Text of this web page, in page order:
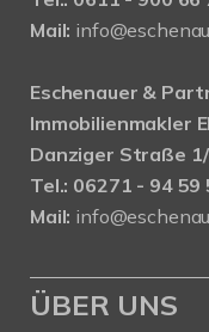
Mail:
Eschenauer &
Immobilienmakler
Danziger Straße
Tel.: 06271 - 94 59
Mail:
ÜBER UNS